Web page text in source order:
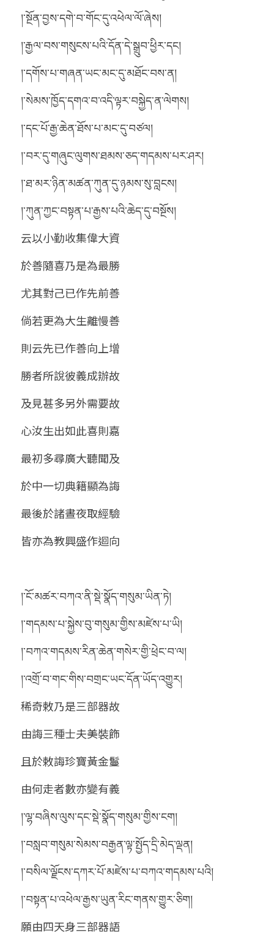
།་སྔོན་བྱས་དགེ་བ་གོང་དུ་འཕེལ་ལོ་ཞེས།
།་རྒྱལ་བས་གསུངས་པའི་དོན་དེ་སྒྲུབ་ཕྱིར་དང།
།་དགོས་པ་གཞན་ཡང་མང་དུ་མཐོང་བས་ན།
།་སེམས་ཁྱོད་དགའ་བ་འདི་ལྟར་བསྐྱེད་ན་ལེགས།
།་དང་པོ་རྒྱ་ཆེན་ཐོས་པ་མང་དུ་བཙལ།
།་བར་དུ་གཞུང་ལུགས་ཐམས་ཅད་གདམས་པར་ཤར།
།་ཐ་མར་ཉིན་མཚན་ཀུན་དུ་ཉམས་སུ་བླངས།
།་ཀུན་ཀྱང་བསྟན་པ་རྒྱས་པའི་ཆེད་དུ་བསྔོས།
云以小勤收集偉大資
於善隨喜乃是為最勝
尤其對己已作先前善
倘若更為大生離慢善
則云先已作善向上增
勝者所說彼義成辦故
及見甚多另外需要故
心汝生出如此喜則嘉
最初多尋廣大聽聞及
於中一切典籍顯為誨
最後於諸晝夜取經驗
皆亦為教興盛作迴向
།་ངོ་མཚར་བཀའ་ནི་སྡེ་སྣོད་གསུམ་ཡིན་ཏེ།
།་གདམས་པ་སྐྱེས་བུ་གསུམ་གྱིས་མཛེས་པ་ཡི།
།་བཀའ་གདམས་རིན་ཆེན་གསེར་གྱི་ཕྲེང་བ་ལ།
།་འགྲོ་བ་གང་གིས་བགྲང་ཡང་དོན་ཡོད་འགྱུར།
稀奇敕乃是三部器故
由誨三種士夫美裝飾
且於敕誨珍寶黃金鬘
由何走者數亦變有義
།་ལྷ་བཞིས་ལུས་དང་སྡེ་སྣོད་གསུམ་གྱིས་ངག།
།་བསླབ་གསུམ་སེམས་བརྒྱན་ལྟ་སྤྱོད་དྲི་མེད་ལྡན།
།་བསིལ་ལྗོངས་དཀར་པོ་མཛེས་པ་བཀའ་གདམས་པའི།
།་བསྟན་པ་འཕེལ་རྒྱས་ཡུན་རིང་གནས་གྱུར་ཅིག།
願由四天身三部器語